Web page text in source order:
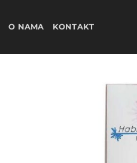
O NAMA KONTAKT